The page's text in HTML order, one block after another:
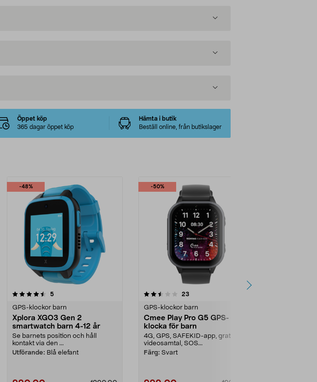
Öppet köp
365 dagar öppet köp
Hämta i butik
Beställ online, från butikslager
-48%
5recensioner
GPS-klockor barn
Xplora XGO3 Gen 2
smartwatch barn 4-12 år
Se barnets position och håll
kontakt via den ...
Utförande: Blå elefant
-50%
2.5 av 5 stjärnor 23
GPS-klockor barn
Cmee Play Pro G5 GPS-
klocka för barn
4G, GPS, SAFEKID-app, gratis
videosamtal, SOS...
Färg: Svart
2.5 av 5 stjärnor